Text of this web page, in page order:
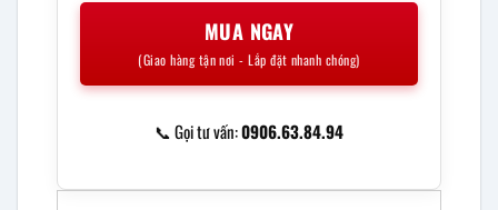
MUA NGAY
(Giao hàng tận nơi - Lắp đặt nhanh chóng)
📞 Gọi tư vấn:0906.63.84.94